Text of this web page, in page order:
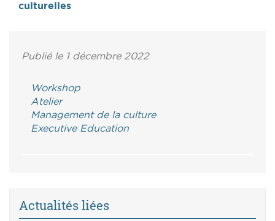
culturelles
Publié le 1 décembre 2022
Workshop
Atelier
Management de la culture
Executive Education
Actualités liées